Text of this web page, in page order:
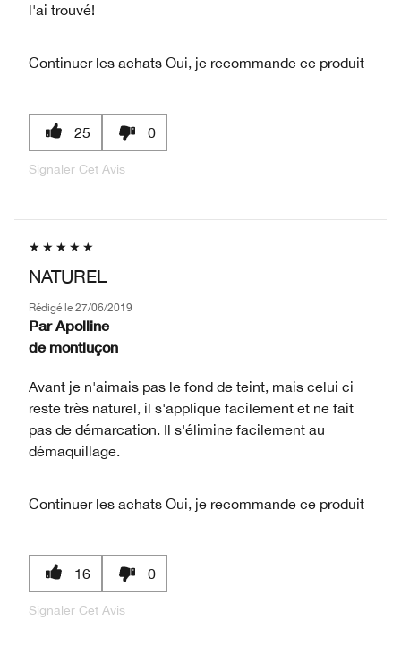
l'ai trouvé!
Continuer les achats Oui, je recommande ce produit
25 0
Signaler Cet Avis
NATUREL
Rédigé le 27/06/2019
Par Apolline
de montluçon
Avant je n'aimais pas le fond de teint, mais celui ci
reste très naturel, il s'applique facilement et ne fait
pas de démarcation. Il s'élimine facilement au
démaquillage.
Continuer les achats Oui, je recommande ce produit
16 0
Signaler Cet Avis